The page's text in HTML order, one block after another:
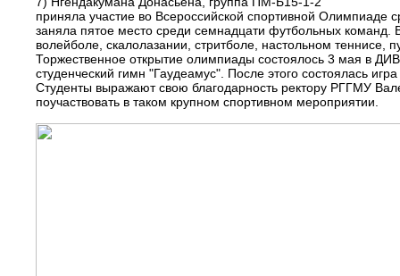
приняла участие во Всероссийской спортивной
заняла пятое место среди семнадцати футбольных команд.
волейболе, скалолазании, стритболе, настольном теннисе,
Торжественное открытие олимпиады состоялось 3 мая в
студенческий гимн "Гаудеамус". После этого состоялась
Студенты выражают свою благодарность ректору РГГМУ
поучаствовать в таком крупном спортивном мероприятии.